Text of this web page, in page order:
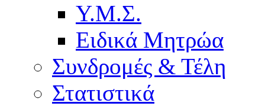
Υ.Μ.Σ.
Ειδικά Μητρώα
Συνδρομές & Τέλη
Στατιστικά